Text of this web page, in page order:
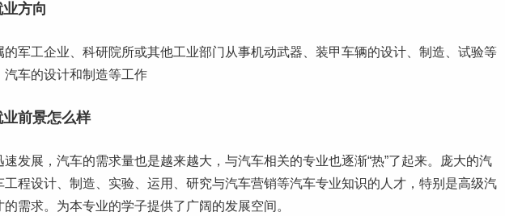
业方向
的军工企业、科研院所或其他工业部门从事机动武器、装甲车辆的设计、制造、试验等
汽车的设计和制造等工作
前景怎么样
发展，汽车的需求量也是越来越大，与汽车相关的专业也逐渐“热”了起来。庞大的汽
程设计、制造、实验、运用、研究与汽车营销等汽车专业知识的人才，特别是高级汽
需求。为本专业的学子提供了广阔的发展空间。